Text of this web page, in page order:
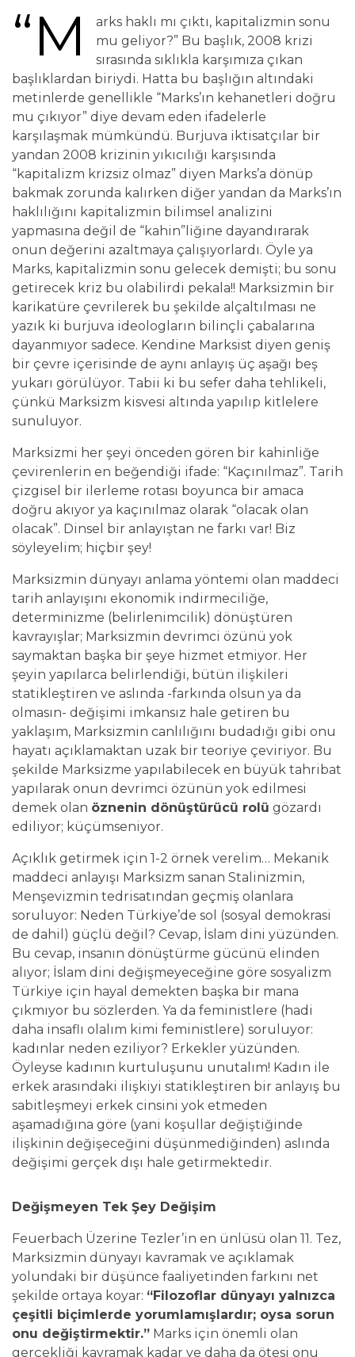
“M
arks haklı mı çıktı, kapitalizmin sonu
mu geliyor?” Bu başlık, 2008 krizi
sırasında sıklıkla karşımıza çıkan
başlıklardan biriydi. Hatta bu başlığın altındaki
metinlerde genellikle “Marks’ın kehanetleri doğru
mu çıkıyor” diye devam eden ifadelerle
karşılaşmak mümkündü. Burjuva iktisatçılar bir
yandan 2008 krizinin yıkıcılığı karşısında
“kapitalizm krizsiz olmaz” diyen Marks’a dönüp
bakmak zorunda kalırken diğer yandan da Marks’ın
haklılığını kapitalizmin bilimsel analizini
yapmasına değil de “kahin”liğine dayandırarak
onun değerini azaltmaya çalışıyorlardı. Öyle ya
Marks, kapitalizmin sonu gelecek demişti; bu sonu
getirecek kriz bu olabilirdi pekala!! Marksizmin bir
karikatüre çevrilerek bu şekilde alçaltılması ne
yazık ki burjuva ideologların bilinçli çabalarına
dayanmıyor sadece. Kendine Marksist diyen geniş
bir çevre içerisinde de aynı anlayış üç aşağı beş
yukarı görülüyor. Tabii ki bu sefer daha tehlikeli,
çünkü Marksizm kisvesi altında yapılıp kitlelere
sunuluyor.
Marksizmi her şeyi önceden gören bir kahinliğe
çevirenlerin en beğendiği ifade: “Kaçınılmaz”. Tarih
çizgisel bir ilerleme rotası boyunca bir amaca
doğru akıyor ya kaçınılmaz olarak “olacak olan
olacak”. Dinsel bir anlayıştan ne farkı var! Biz
söyleyelim; hiçbir şey!
Marksizmin dünyayı anlama yöntemi olan maddeci
tarih anlayışını ekonomik indirmeciliğe,
determinizme (belirlenimcilik) dönüştüren
kavrayışlar; Marksizmin devrimci özünü yok
saymaktan başka bir şeye hizmet etmiyor. Her
şeyin yapılarca belirlendiği, bütün ilişkileri
statikleştiren ve aslında -farkında olsun ya da
olmasın- değişimi imkansız hale getiren bu
yaklaşım, Marksizmin canlılığını budadığı gibi onu
hayatı açıklamaktan uzak bir teoriye çeviriyor. Bu
şekilde Marksizme yapılabilecek en büyük tahribat
yapılarak onun devrimci özünün yok edilmesi
demek olan öznenin dönüştürücü rolü gözardı
ediliyor; küçümseniyor.
Açıklık getirmek için 1-2 örnek verelim… Mekanik
maddeci anlayışı Marksizm sanan Stalinizmin,
Menşevizmin tedrisatından geçmiş olanlara
soruluyor: Neden Türkiye’de sol (sosyal demokrasi
de dahil) güçlü değil? Cevap, İslam dini yüzünden.
Bu cevap, insanın dönüştürme gücünü elinden
alıyor; İslam dini değişmeyeceğine göre sosyalizm
Türkiye için hayal demekten başka bir mana
çıkmıyor bu sözlerden. Ya da feministlere (hadi
daha insaflı olalım kimi feministlere) soruluyor:
kadınlar neden eziliyor? Erkekler yüzünden.
Öyleyse kadının kurtuluşunu unutalım! Kadın ile
erkek arasındaki ilişkiyi statikleştiren bir anlayış bu
sabitleşmeyi erkek cinsini yok etmeden
aşamadığına göre (yani koşullar değiştiğinde
ilişkinin değişeceğini düşünmediğinden) aslında
değişimi gerçek dışı hale getirmektedir.
Değişmeyen Tek Şey Değişim
Feuerbach Üzerine Tezler’in en ünlüsü olan 11. Tez,
Marksizmin dünyayı kavramak ve açıklamak
yolundaki bir düşünce faaliyetinden farkını net
şekilde ortaya koyar: “Filozoflar dünyayı yalnızca
çeşitli biçimlerde yorumlamışlardır; oysa sorun
onu değiştirmektir.” Marks için önemli olan
gerçekliği kavramak kadar ve daha da ötesi onu